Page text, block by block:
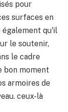
pour
surfaces en
également qu'il
le soutenir,
le cadre
bon moment
armoires de
ceux-là